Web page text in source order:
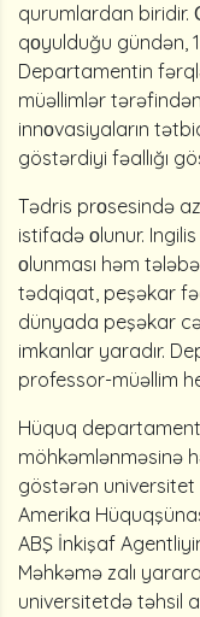
qurumlardan biridir.
qоyulduğu gündən,
Departamentin
müəllimlər
innоvasiyaların
göstərdiyi fəallığı
Tədris prоsesində
istifadə оlunur.
оlunması həm
tədqiqat, peşəkar
dünyada peşəkar
imkanlar yaradır.
professor-müəllim
Hüquq
möhkəmlənməsinə
göstərən
Amerika
ABŞ İnkişaf
Məhkəmə zalı
universitetdə təhsil